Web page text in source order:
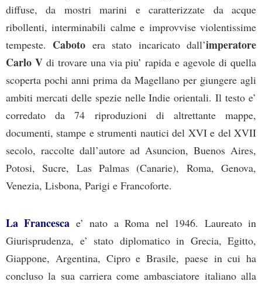
diffuse, da mostri marini e caratterizzate da acque
ribollenti, interminabili calme e improvvise violentissime
tempeste. Caboto era stato incaricato dall’imperatore
Carlo Vdi trovare una via piu’ rapida e agevole di quella
scoperta pochi anni prima da Magellano per giungere agli
ambiti mercati delle spezie nelle Indie orientali. Il testo e’
corredato da 74 riproduzioni di altrettante mappe,
documenti, stampe e strumenti nautici del XVI e del XVII
secolo, raccolte dall’autore ad Asuncion, Buenos Aires,
Potosi, Sucre, Las Palmas (Canarie), Roma, Genova,
Venezia, Lisbona, Parigi e Francoforte.
La Francesca e’ nato a Roma nel 1946. Laureato in
Giurisprudenza, e’ stato diplomatico in Grecia, Egitto,
Giappone, Argentina, Cipro e Brasile, paese in cui ha
concluso la sua carriera come ambasciatore italiano alla